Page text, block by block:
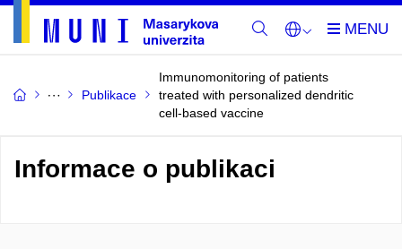
Publikace
Immunomonitoring of patients
treated with personalized dendritic
cell-based vaccine
Informace o publikaci